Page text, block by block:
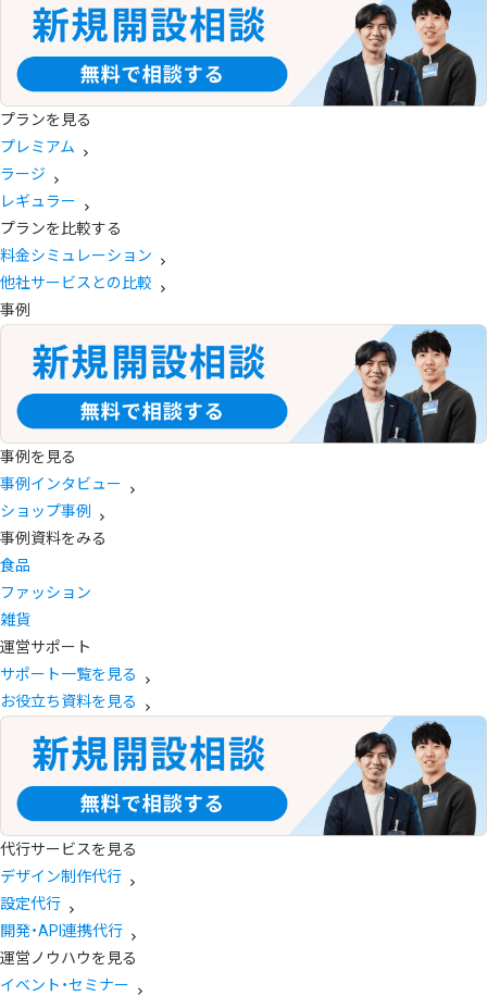
プランを見る
プレミアム
ラージ
レギュラー
プランを比較する
料金シミュレーション
他社サービスとの比較
事例
事例を見る
事例インタビュー
ショップ事例
事例資料をみる
食品
ファッション
雑貨
運営サポート
サポート一覧を見る
お役立ち資料を見る
代行サービスを見る
デザイン制作代行
設定代行
開発・API連携代行
運営ノウハウを見る
イベント・セミナー